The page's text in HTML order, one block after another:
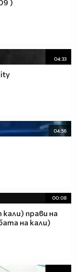
)
04:33
04:56
00:08
прави на
на кали)